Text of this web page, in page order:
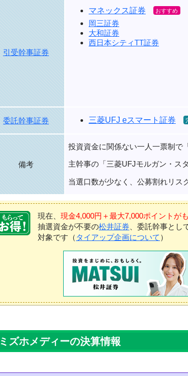
引受幹事証券
マネックス証券
岡三証券
大和証券
西日本シティTT証券
委託幹事証券 三菱UFJ eスマート証券
備考
投資資金に関係ない一人一票制で
主幹事の「三菱UFJモルガン・ス
当選口数が少なく、公募割れリス
現在、 現金4,000円＋最大7,000ポイントが
抽選資金が不要の松井証券 、委託幹事とし
対象です（ タイアップ企画について ）
ミズホメディーの決算情報